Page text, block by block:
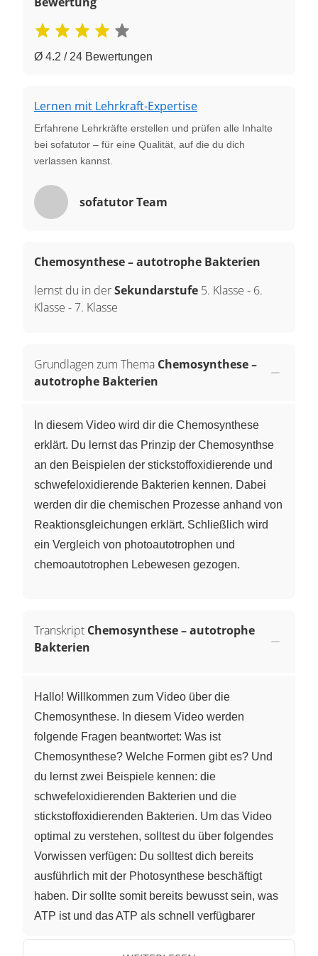
Ø 4.2 / 24 Bewertungen
Lernen mit Lehrkraft-Expertise
Erfahrene Lehrkräfte erstellen und prüfen alle Inhalte
bei sofatutor – für eine Qualität, auf die du dich
verlassen kannst.
sofatutor Team
Chemosynthese – autotrophe Bakterien
lernst du in derSekundarstufe 5. Klasse - 6.
Klasse -7. Klasse
Grundlagen zum Thema Chemosynthese –
autotrophe Bakterien
In diesem Video wird dir die Chemosynthese
erklärt. Du lernst das Prinzip der Chemosynthse
an den Beispielen der stickstoffoxidierende und
schwefeloxidierende Bakterien kennen. Dabei
werden dir die chemischen Prozesse anhand von
Reaktionsgleichungen erklärt. Schließlich wird
ein Vergleich von photoautotrophen und
chemoautotrophen Lebewesen gezogen.
Transkript Chemosynthese – autotrophe
Bakterien
Hallo! Willkommen zum Video über die
Chemosynthese. In diesem Video werden
folgende Fragen beantwortet: Was ist
Chemosynthese? Welche Formen gibt es? Und
du lernst zwei Beispiele kennen: die
schwefeloxidierenden Bakterien und die
stickstoffoxidierenden Bakterien. Um das Video
optimal zu verstehen, solltest du über folgendes
Vorwissen verfügen: Du solltest dich bereits
ausführlich mit der Photosynthese beschäftigt
haben. Dir sollte somit bereits bewusst sein, was
ATP ist und das ATP als schnell verfügbarer